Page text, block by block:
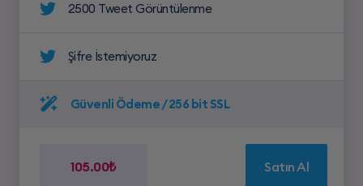
2500 Tweet Görüntülenme
Şifre İstemiyoruz
Güvenli Ödeme / 256 bit SSL
105.00₺ Satın Al